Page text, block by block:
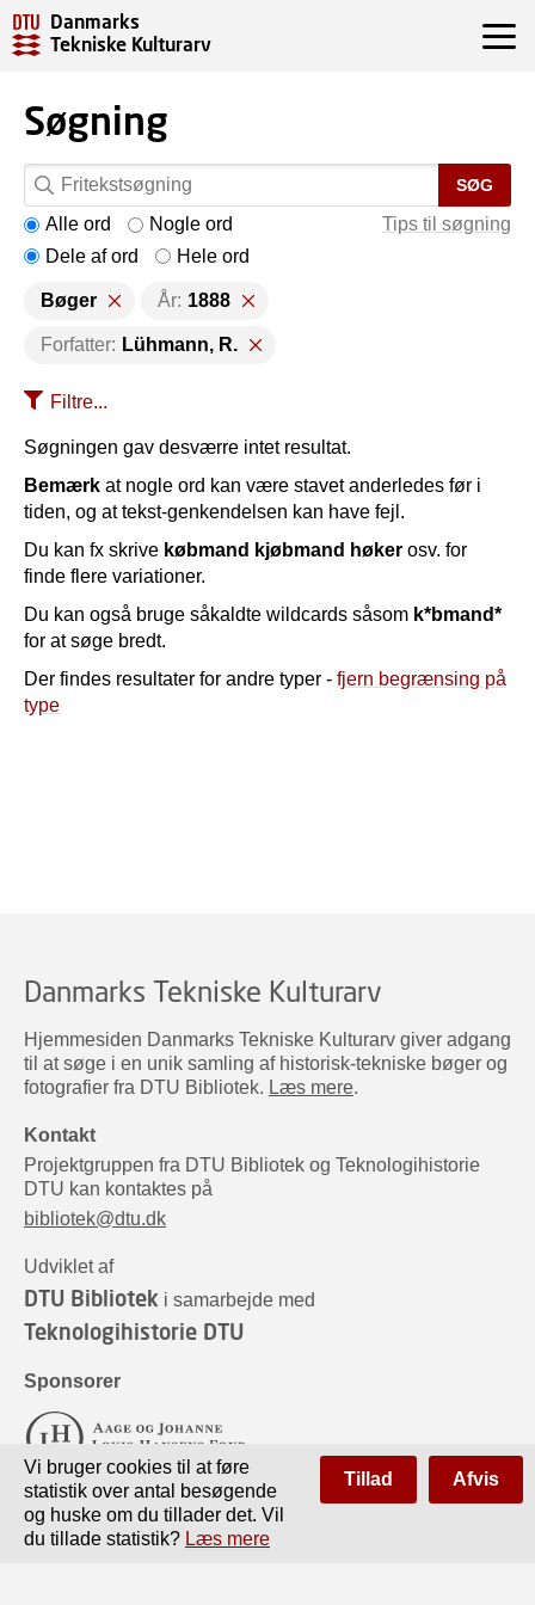
Danmarks
Tekniske Kulturarv
Søgning
SØG
Tips til søgning
Alle ord
Nogle ord
Dele af ord
Hele ord
Bøger År: 1888
Forfatter: Lühmann, R.
Filtre...
Søgningen gav desværre intet resultat.
Bemærk at nogle ord kan være stavet anderledes før i
tiden, og at tekst-genkendelsen kan have fejl.
Du kan fx skrive købmand kjøbmand høker osv. for
finde flere variationer.
Du kan også bruge såkaldte wildcards såsom k*bmand*
for at søge bredt.
Der findes resultater for andre typer - fjern begrænsing på
type
Danmarks Tekniske Kulturarv
Hjemmesiden Danmarks Tekniske Kulturarv giver adgang
til at søge i en unik samling af historisk-tekniske bøger og
fotografier fra DTU Bibliotek. Læs mere.
Kontakt
Projektgruppen fra DTU Bibliotek og Teknologihistorie
DTU kan kontaktes på
bibliotek@dtu.dk
Udviklet af
DTU Bibliotek i samarbejde med
Teknologihistorie DTU
Sponsorer
Vi bruger cookies til at føre
statistik over antal besøgende
og huske om du tillader det. Vil
du tillade statistik? Læs mere
Tillad Afvis